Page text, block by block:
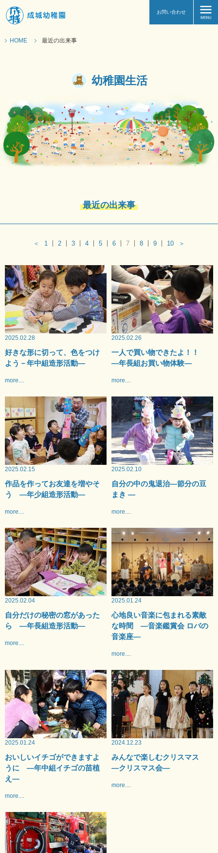
お問い合わせ
HOME 最近の出来事
幼稚園生活
最近の出来事
＜ 1 2 3 4 5 6 7 8 9 10 ＞
2025.02.28
好きな形に切って、色をつけ
よう－年中組造形活動—
more....
2025.02.26
一人で買い物できたよ！！
—年長組お買い物体験—
more....
2025.02.15
作品を作ってお友達を増やそ
う —年少組造形活動—
more....
2025.02.10
自分の中の鬼退治—節分の豆
まき —
more....
2025.02.04
自分だけの秘密の窓があった
ら —年長組造形活動—
more....
2025.01.24
心地良い音楽に包まれる素敵
な時間 —音楽鑑賞会 ロバの
音楽座—
more....
2025.01.24
おいしいイチゴができますよ
うに —年中組イチゴの苗植
え—
more....
2024.12.23
みんなで楽しむクリスマス
—クリスマス会—
more....